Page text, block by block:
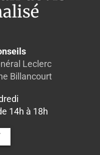
Leclerc
Billancourt
14h à 18h